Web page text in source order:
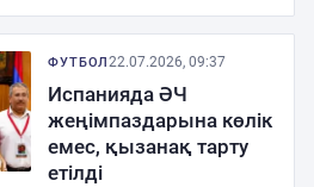
ФУТБОЛ22.07.2026, 09:37
Испанияда ӘЧ
жеңімпаздарына көлік
емес, қызанақ тарту
етілді